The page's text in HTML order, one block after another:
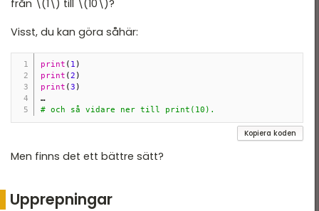
från \(1\) till \(10\)?
Visst, du kan göra såhär:
print ( 1 )
print (2 )
print (3 )
# och så vidare ner till print(10).
Kopiera koden
Men finns det ett bättre sätt?
Upprepningar